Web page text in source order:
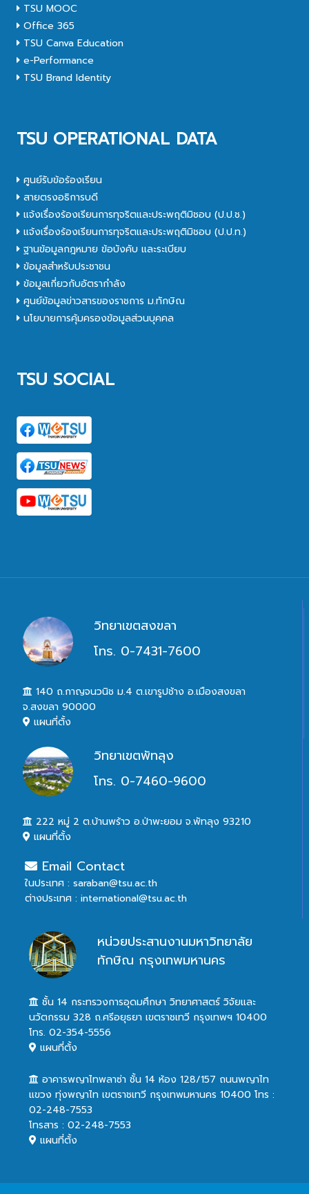
TSU MOOC
Office 365
TSU Canva Education
e-Performance
TSU Brand Identity
TSU OPERATIONAL DATA
ศูนย์รับข้อร้องเรียน
สายตรงอธิการบดี
แจ้งเรื่องร้องเรียนการทุจริตและประพฤติมิชอบ (ป.ป.ช.)
แจ้งเรื่องร้องเรียนการทุจริตและประพฤติมิชอบ (ป.ป.ท.)
ฐานข้อมูลกฎหมาย ข้อบังคับ และระเบียบ
ข้อมูลสำหรับประชาชน
ข้อมูลเกี่ยวกับอัตรากำลัง
ศูนย์ข้อมูลข่าวสารของราชการ ม.ทักษิณ
นโยบายการคุ้มครองข้อมูลส่วนบุคคล
TSU SOCIAL
วิทยาเขตสงขลา
โทร. 0-7431-7600
140 ถ.กาญจนวนิช ม.4 ต.เขารูปช้าง อ.เมืองสงขลา
จ.สงขลา 90000
แผนที่ตั้ง
วิทยาเขตพัทลุง
โทร. 0-7460-9600
222 หมู่ 2 ต.บ้านพร้าว อ.ป่าพะยอม จ.พัทลุง 93210
แผนที่ตั้ง
Email Contact
ในประเทศ : saraban@tsu.ac.th
ต่างประเทศ : international@tsu.ac.th
หน่วยประสานงานมหาวิทยาลัย
ทักษิณ กรุงเทพมหานคร
ชั้น 14 กระทรวงการอุดมศึกษา วิทยาศาสตร์ วิจัยและ
นวัตกรรม 328 ถ.ศรีอยุธยา เขตราชเทวี กรุงเทพฯ 10400
โทร. 02-354-5556
แผนที่ตั้ง
อาคารพญาไทพลาซ่า ชั้น 14 ห้อง 128/157 ถนนพญาไท
แขวง ทุ่งพญาไท เขตราชเทวี กรุงเทพมหานคร 10400 โทร :
02-248-7553
โทรสาร : 02-248-7553
แผนที่ตั้ง